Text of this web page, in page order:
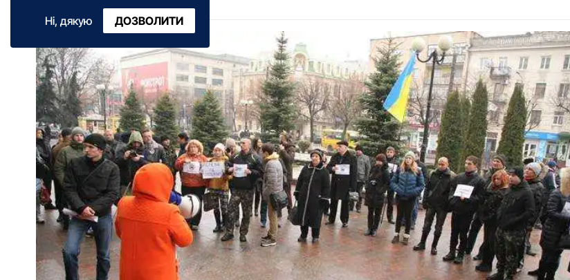
Ні, дякую ДОЗВОЛИТИ
·2015